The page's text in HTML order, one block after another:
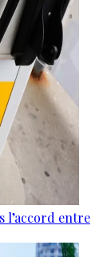
l’accord entre